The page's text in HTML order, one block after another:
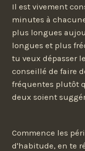
Il est vivement
minutes à
plus longues
longues et plus
tu veux dépasser
conseillé de faire
fréquentes plutôt
deux soient
Commence les
d'habitude, en te